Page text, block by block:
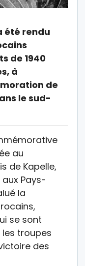
été rendu
de 1940
à
de
le sud-
au
de Kapelle,
Pays-
la
se sont
troupes
des